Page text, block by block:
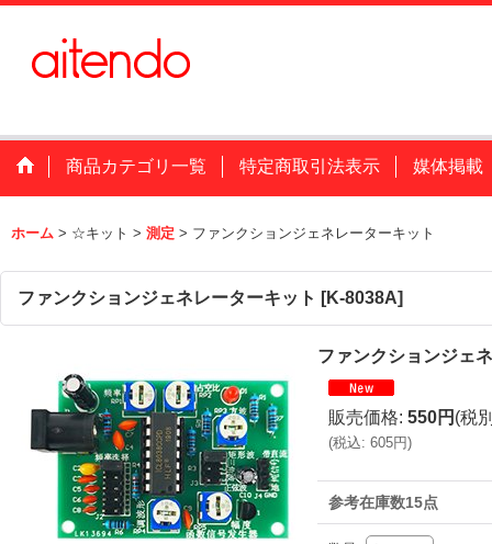
商品カテゴリ一覧 特定商取引法表示 媒体掲載
ホーム > ☆キット > 測定 > ファンクションジェネレーターキット
ファンクションジェネレーターキット [K-8038A]
ファンクションジェ
販売価格: 550円 (税
(税込: 605円)
参考在庫数15点